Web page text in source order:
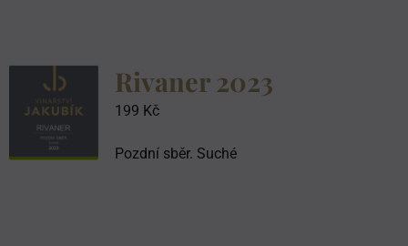
Rivaner 2023
199 Kč
Pozdní sběr. Suché